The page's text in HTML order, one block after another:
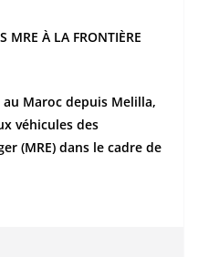
MRE À LA FRONTIÈRE
Maroc depuis Melilla,
véhicules des
(MRE) dans le cadre de